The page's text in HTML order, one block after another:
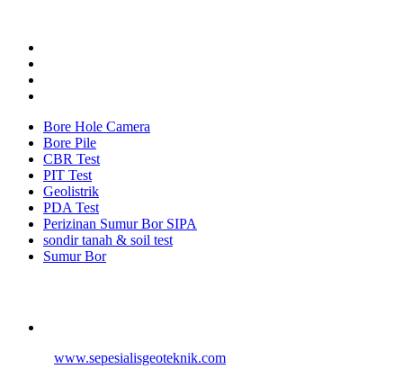
Bore Hole Camera
Bore Pile
CBR Test
PIT Test
Geolistrik
PDA Test
Perizinan Sumur Bor SIPA
sondir tanah & soil test
Sumur Bor
www.sepesialisgeoteknik.com